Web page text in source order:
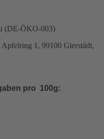
(DE-ÖKO-003)
1, 99100 Gierstädt,
pro 100g: